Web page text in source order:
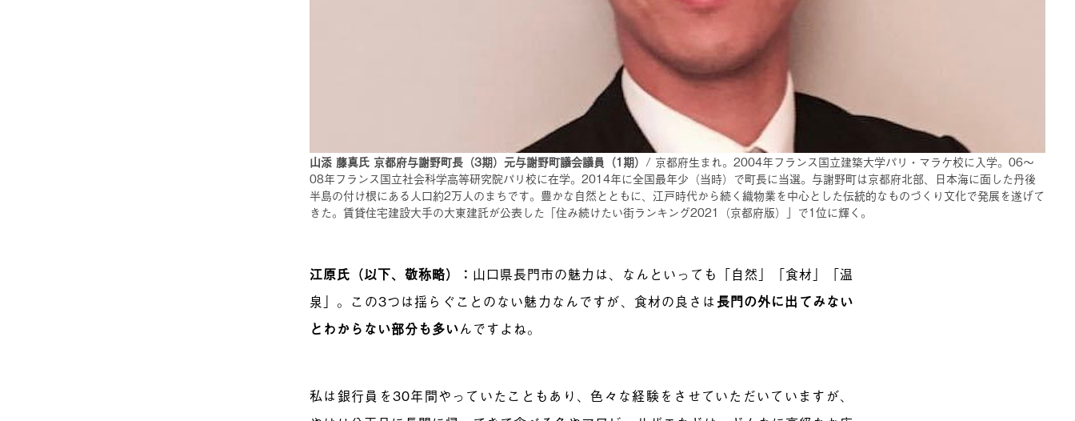
山添 藤真氏 京都府与謝野町長（3期）元与謝野町議会議員（1期） / 京都府生まれ。2004年フランス国立建築大学パリ・マラケ校に入学。06～
08年フランス国立社会科学高等研究院パリ校に在学。2014年に全国最年少（当時）で町長に当選。与謝野町は京都府北部、日本海に面した丹後
半島の付け根にある人口約2万人のまちです。豊かな自然とともに、江戸時代から続く織物業を中心とした伝統的なものづくり文化で発展を遂げて
きた。賃貸住宅建設大手の大東建託が公表した「住み続けたい街ランキング2021（京都府版）」で1位に輝く。
江原氏（以下、敬称略）： 山口県長門市の魅力は、なんといっても「自然」「食材」「温
泉」。この3つは揺らぐことのない魅力なんですが、食材の良さは 長門の外に出てみない
とわからない部分も多いんですよね。
私は銀行員を30年間やっていたこともあり、色々な経験をさせていただいていますが、